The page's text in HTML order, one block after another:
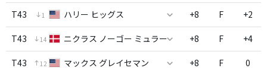
T43 1 ハリー ヒッグス +8 F +2
T43 14 ニクラス ノーゴー ミュラー +8 F +4
T43 12 マックス グレイセマン +8 F 0